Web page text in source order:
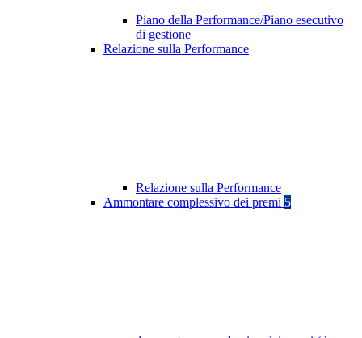
Piano della Performance/Piano esecutivo
di gestione
Relazione sulla Performance
Relazione sulla Performance
Ammontare complessivo dei premi 5